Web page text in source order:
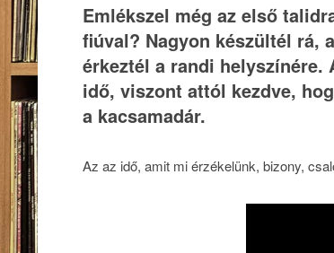
Emlékszel még az első
fiúval? Nagyon készültél rá,
érkeztél a randi helyszínére.
idő, viszont attól kezdve,
a kacsamadár.
Az az idő, amit mi érzékelünk, bizony,